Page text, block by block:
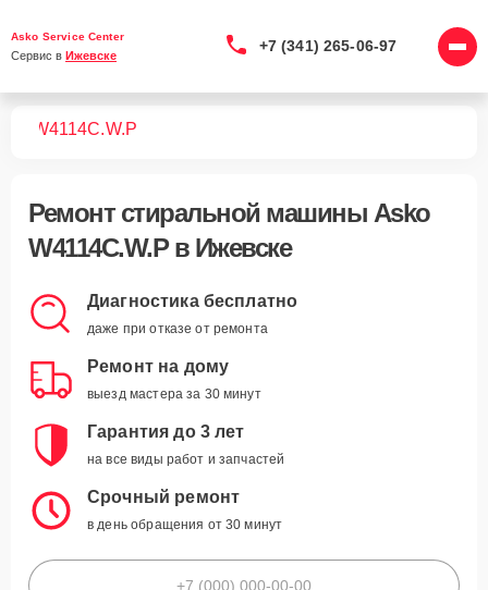
Asko Service Center
Сервис в Ижевске
+7 (341) 265-06-97
W4114C.W.P
Ремонт стиральной машины Asko
W4114C.W.Pв Ижевске
Диагностика бесплатно
даже при отказе от ремонта
Ремонт на дому
выезд мастера за 30 минут
Гарантия до 3 лет
на все виды работ и запчастей
Срочный ремонт
в день обращения от 30 минут